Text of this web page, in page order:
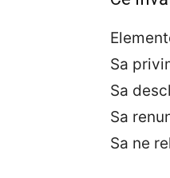
Sa
Sa
Sa
Sa ne